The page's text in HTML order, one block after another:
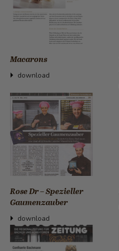
Macarons
download
Rose Dr – Spezieller
Gaumenzauber
download